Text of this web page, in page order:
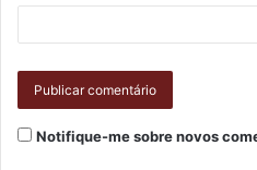
Notifique-me sobre novos